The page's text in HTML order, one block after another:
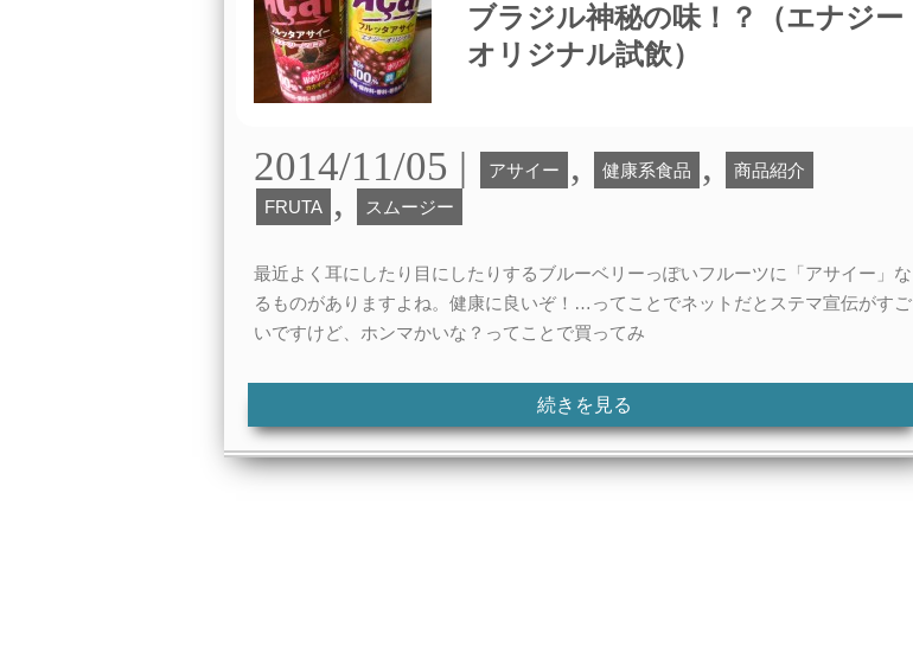
ブラジル神秘の味！？（エナジー
オリジナル試飲）
2014/11/05 | アサイー , 健康系食品 ,
商品紹介
FRUTA
, スムージー
最近よく耳にしたり目にしたりするブルーベリーっぽいフルーツに「アサイー」な
るものがありますよね。健康に良いぞ！…ってことでネットだとステマ宣伝がすご
いですけど、ホンマかいな？ってことで買ってみ
続きを見る